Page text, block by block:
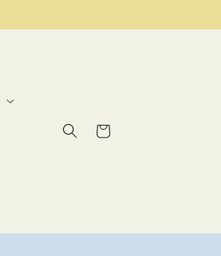
Warenkorb